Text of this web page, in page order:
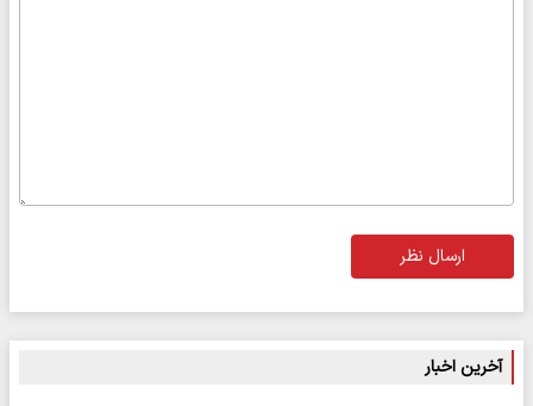
ارسال نظر
آخرین اخبار